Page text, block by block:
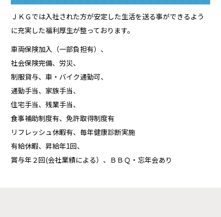
ＪＫＧでは入社された方が安定した生活を送る事ができるよう
に充実した福利厚生が整っております。
車両保険加入（一部負担有）、
社会保険完備、労災、
制服貸与、車・バイク通勤可、
通勤手当、家族手当、
住宅手当、残業手当、
食事補助制度有、免許取得制度有
リフレッシュ休暇有、毎年健康診断実施
有給休暇、昇給年1回、
賞与年２回(会社業績による）、ＢＢＱ・忘年会あり